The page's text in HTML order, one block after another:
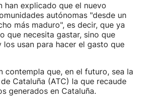
han explicado que el nuevo
autónomas "desde un
más maduro", es decir, que ya
que necesita gastar, sino que
los usan para hacer el gasto que
contempla que, en el futuro, sea la
Cataluña (ATC) la que recaude
generados en Cataluña.